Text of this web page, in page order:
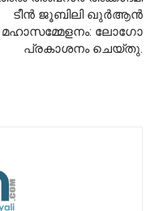
ടീൻ ജൂബിലി ഖുർആൻ
മഹാസമ്മേളനം: ലോഗോ
പ്രകാശനം ചെയ്തു.